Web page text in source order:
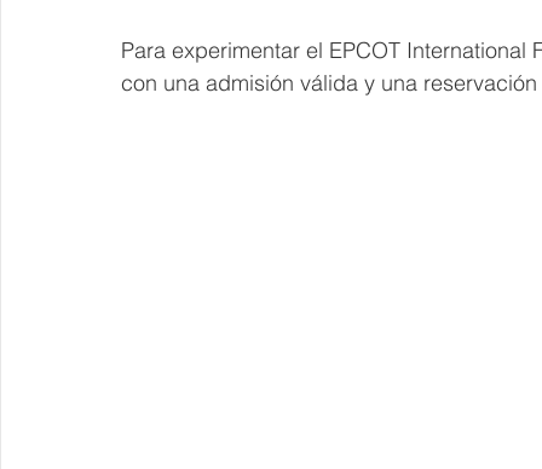
Para experimentar el EPCOT
con una admisión válida y una